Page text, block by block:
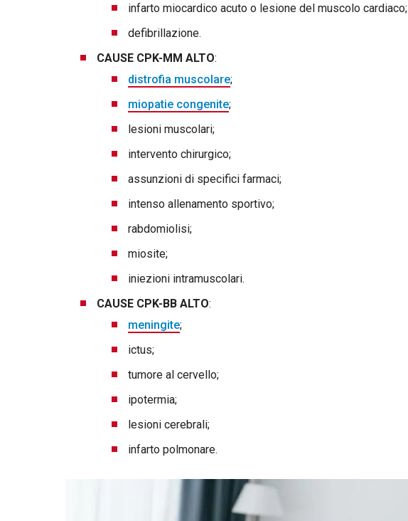
infarto miocardico acuto o lesione del muscolo cardiaco;
defibrillazione.
CAUSE CPK-MM ALTO:
distrofia muscolare;
miopatie congenite;
lesioni muscolari;
intervento chirurgico;
assunzioni di specifici farmaci;
intenso allenamento sportivo;
rabdomiolisi;
miosite;
iniezioni intramuscolari.
CAUSE CPK-BB ALTO:
meningite;
ictus;
tumore al cervello;
ipotermia;
lesioni cerebrali;
infarto polmonare.